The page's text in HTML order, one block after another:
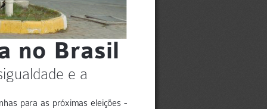
e a
no Brasil
para as próximas eleições -